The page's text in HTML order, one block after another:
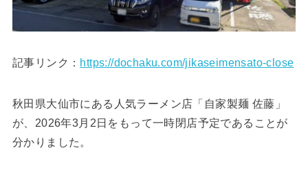
記事リンク： https://dochaku.com/jikaseimensato-close
秋田県大仙市にある人気ラーメン店「自家製麺 佐藤」
が、2026年3月2日をもって一時閉店予定であることが
分かりました。